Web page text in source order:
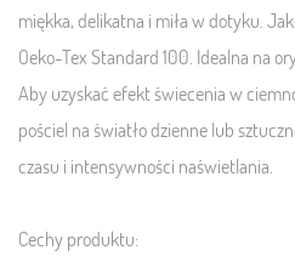
miękka, delikatna i miła w dotyku.
Oeko-Tex Standard 100. Idealna na
Aby uzyskać efekt świecenia w
pościel na światło dzienne lub
czasu i intensywności naświetlania.
Cechy produktu: